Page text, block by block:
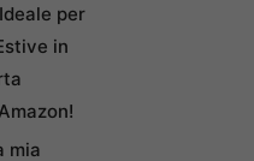
per
in
mia